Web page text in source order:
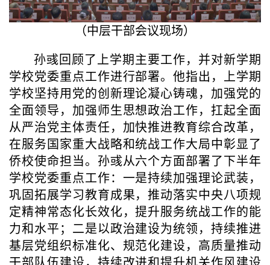
（中层干部会议现场）
孙彧回顾了上学期主要工作，并对新学期
学校党委重点工作进行部署。他指出，上学期
学校坚持用党的创新理论凝心铸魂，加强党的
全面领导，加强师生思想政治工作，扛起全面
从严治党主体责任，加快推进教育综合改革，
在服务国家重大战略和统战工作大局中彰显了
侨校使命担当。孙彧从六个方面部署了下半年
学校党委重点工作：一是持续加强理论武装，
巩固拓展学习教育成果，推动落实中央八项规
定精神常态化长效化，提升服务统战工作的能
力和水平；二是以政治建设为统领，持续推进
基层党组织标准化、规范化建设，高质量推动